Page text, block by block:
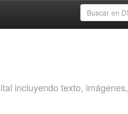
incluyendo texto, imágenes,